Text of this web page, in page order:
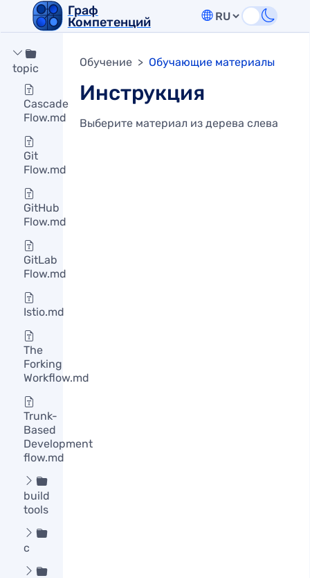
Граф
Компетенций

topic
Cascade
Flow.md
Git
Flow.md
GitHub
Flow.md
GitLab
Flow.md
Istio.md
The
Forking
Workflow.md
Trunk-
Based
Development
flow.md

build
tools

c

Обучение > Обучающие материалы
Инструкция
Выберите материал из дерева слева